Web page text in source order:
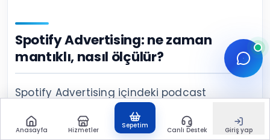
Spotify Advertising: ne zaman
mantıklı, nasıl ölçülür?
Spotify Advertising içindeki podcast
reklamları, doğru hedefleme ve ölçümle
desteklendiğinde yeni dinleyici kazanmak
Anasayfa Hizmetler
Sepetim
Canlı Destek Giriş yap